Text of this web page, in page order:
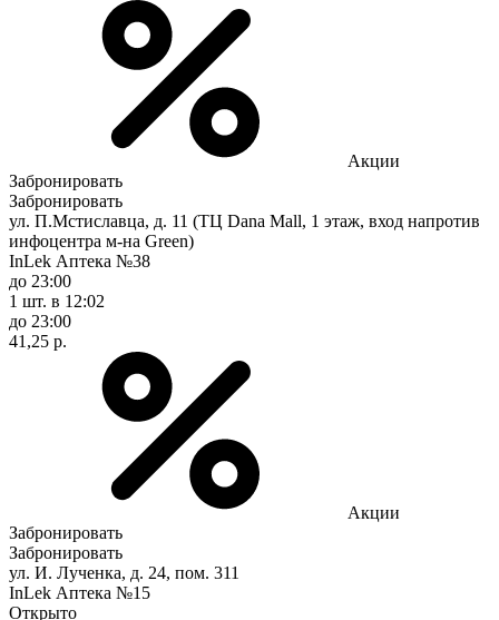
Акции
Забронировать
Забронировать
ул. П.Мстиславца, д. 11 (ТЦ Dana Mall, 1 этаж, вход напротив
инфоцентра м-на Green)
InLek Аптека №38
до 23:00
1 шт. в 12:02
до 23:00
41,25 р.
Акции
Забронировать
Забронировать
ул. И. Лученка, д. 24, пом. 311
InLek Аптека №15
Открыто